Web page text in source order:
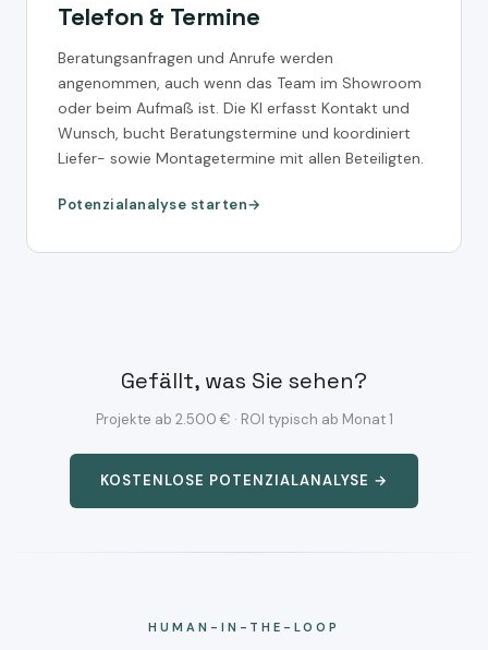
Telefon & Termine
Beratungsanfragen und Anrufe werden
angenommen, auch wenn das Team im Showroom
oder beim Aufmaß ist. Die KI erfasst Kontakt und
Wunsch, bucht Beratungstermine und koordiniert
Liefer- sowie Montagetermine mit allen Beteiligten.
Potenzialanalyse starten
Gefällt, was Sie sehen?
Projekte ab 2.500 € · ROI typisch ab Monat 1
KOSTENLOSE POTENZIALANALYSE →
HUMAN-IN-THE-LOOP